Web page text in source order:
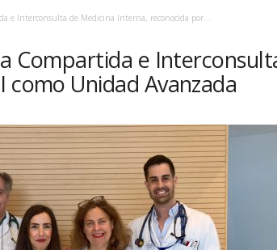
e Interconsulta de Medicina Interna, reconocida por...
Compartida e
como Unidad Avanzada